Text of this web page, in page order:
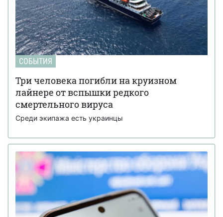
СОБЫТИЯ
Три человека погибли на круизном
лайнере от вспышки редкого
смертельного вируса
Среди экипажа есть украинцы